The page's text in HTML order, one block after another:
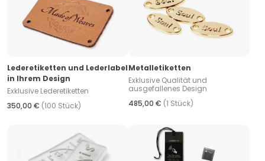
Lederetiketten und Lederlabel
in Ihrem Design
Exklusive Lederetiketten
350,00 € (100 Stück)
Metalletiketten
Exklusive Qualität und
ausgefallenes Design
485,00 € (1 Stück)